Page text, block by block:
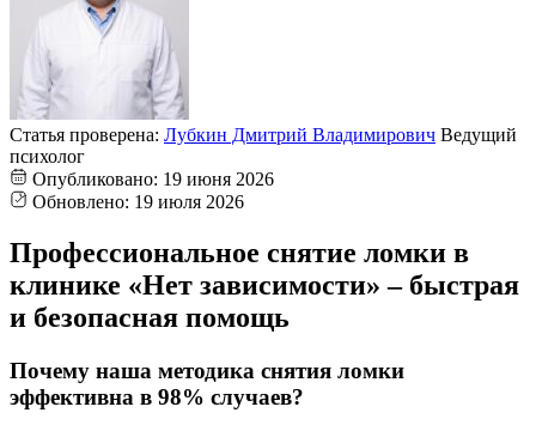
Статья проверена: Лубкин Дмитрий Владимирович Ведущий
психолог
Опубликовано: 19 июня 2026
Обновлено: 19 июля 2026
Профессиональное снятие ломки в
клинике «Нет зависимости» – быстрая
и безопасная помощь
Почему наша методика снятия ломки
эффективна в 98% случаев?